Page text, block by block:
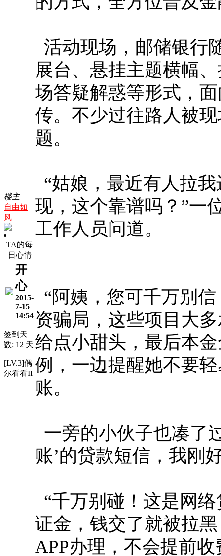
楼主
自由如
风
TA的每
日心情
开
心
2015-
7-15
14:54
签到天
数: 12 天
[LV.3]偶
尔看看II
活动现场，邮储银行
展台、悬挂主题横幅
场答疑解惑等形式，
传。不少过往路人被
题。
“姑娘，最近有人拉
现，这个靠谱吗？”一
工作人员问道。
“阿姨，您可千万别
资骗局，这些项目大
给点小甜头，最后本
例，一边提醒她不要
账。
一旁的小伙子也凑了
账’的贷款短信，我刚
“千万别碰！这是网
证金，钱交了就被拉
APP办理，不会提前